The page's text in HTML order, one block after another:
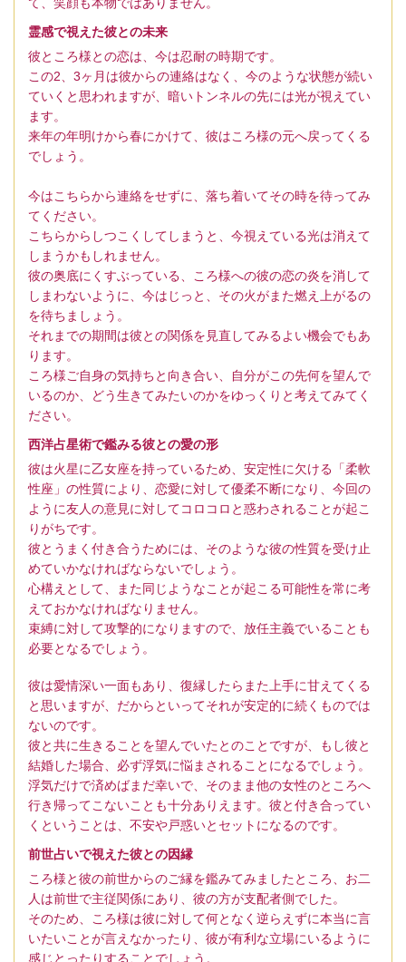
て、笑顔も本物ではありません。
霊感で視えた彼との未来
彼ところ様との恋は、今は忍耐の時期です。
この2、3ヶ月は彼からの連絡はなく、今のような状態が続い
ていくと思われますが、暗いトンネルの先には光が視えてい
ます。
来年の年明けから春にかけて、彼はころ様の元へ戻ってくる
でしょう。
今はこちらから連絡をせずに、落ち着いてその時を待ってみ
てください。
こちらからしつこくしてしまうと、今視えている光は消えて
しまうかもしれません。
彼の奥底にくすぶっている、ころ様への彼の恋の炎を消して
しまわないように、今はじっと、その火がまた燃え上がるの
を待ちましょう。
それまでの期間は彼との関係を見直してみるよい機会でもあ
ります。
ころ様ご自身の気持ちと向き合い、自分がこの先何を望んで
いるのか、どう生きてみたいのかをゆっくりと考えてみてく
ださい。
西洋占星術で鑑みる彼との愛の形
彼は火星に乙女座を持っているため、安定性に欠ける「柔軟
性座」の性質により、恋愛に対して優柔不断になり、今回の
ように友人の意見に対してコロコロと惑わされることが起こ
りがちです。
彼とうまく付き合うためには、そのような彼の性質を受け止
めていかなければならないでしょう。
心構えとして、また同じようなことが起こる可能性を常に考
えておかなければなりません。
束縛に対して攻撃的になりますので、放任主義でいることも
必要となるでしょう。
彼は愛情深い一面もあり、復縁したらまた上手に甘えてくる
と思いますが、だからといってそれが安定的に続くものでは
ないのです。
彼と共に生きることを望んでいたとのことですが、もし彼と
結婚した場合、必ず浮気に悩まされることになるでしょう。
浮気だけで済めばまだ幸いで、そのまま他の女性のところへ
行き帰ってこないことも十分ありえます。彼と付き合ってい
くということは、不安や戸惑いとセットになるのです。
前世占いで視えた彼との因縁
ころ様と彼の前世からのご縁を鑑みてみましたところ、お二
人は前世で主従関係にあり、彼の方が支配者側でした。
そのため、ころ様は彼に対して何となく逆らえずに本当に言
いたいことが言えなかったり、彼が有利な立場にいるように
感じとったりすることでしょう。